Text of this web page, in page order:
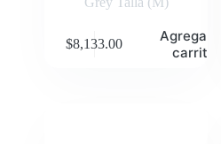
$8,133.00
Agregar al
carrito